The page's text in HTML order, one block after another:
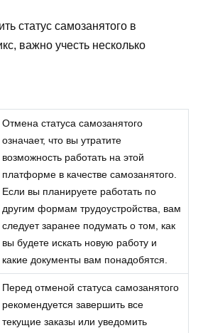
статус самозанятого в
важно учесть несколько
Отмена статуса самозанятого
означает, что вы утратите
возможность работать на этой
платформе в качестве самозанятого.
Если вы планируете работать по
другим формам трудоустройства, вам
следует заранее подумать о том, как
вы будете искать новую работу и
какие документы вам понадобятся.
Перед отменой статуса самозанятого
рекомендуется завершить все
текущие заказы или уведомить